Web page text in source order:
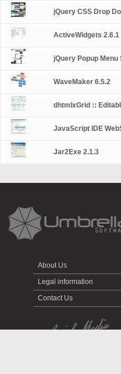
jQuery CSS Drop
ActiveWidgets 2.6.1
jQuery Popup Menu
WaveMaker 6.5.2
dhtmlxGrid ::
JavaScript IDE
Jar2Exe 2.1.3
About Us
Legal information
Contact Us